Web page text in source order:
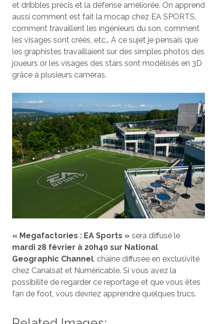
et dribbles précis et la défense améliorée. On apprend
aussi comment est fait la mocap chez EA SPORTS,
comment travaillent les ingénieurs du son, comment
les visages sont créés, etc… A ce sujet je pensais que
les graphistes travaillaient sur des simples photos des
joueurs or les visages des stars sont modélisés en 3D
grâce à plusieurs caméras.
« Megafactories : EA Sports » sera diffusé le
mardi 28 février à 20h40 sur National
Geographic Channel, chaîne diffusée en exclusivité
chez Canalsat et Numéricable. Si vous avez la
possibilité de regarder ce reportage et que vous êtes
fan de foot, vous devriez apprendre quelques trucs.